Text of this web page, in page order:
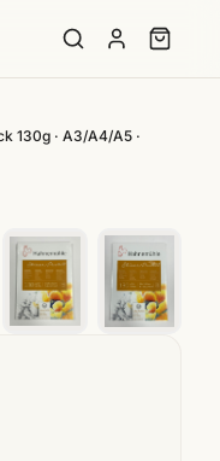
130g · A3/A4/A5 ·